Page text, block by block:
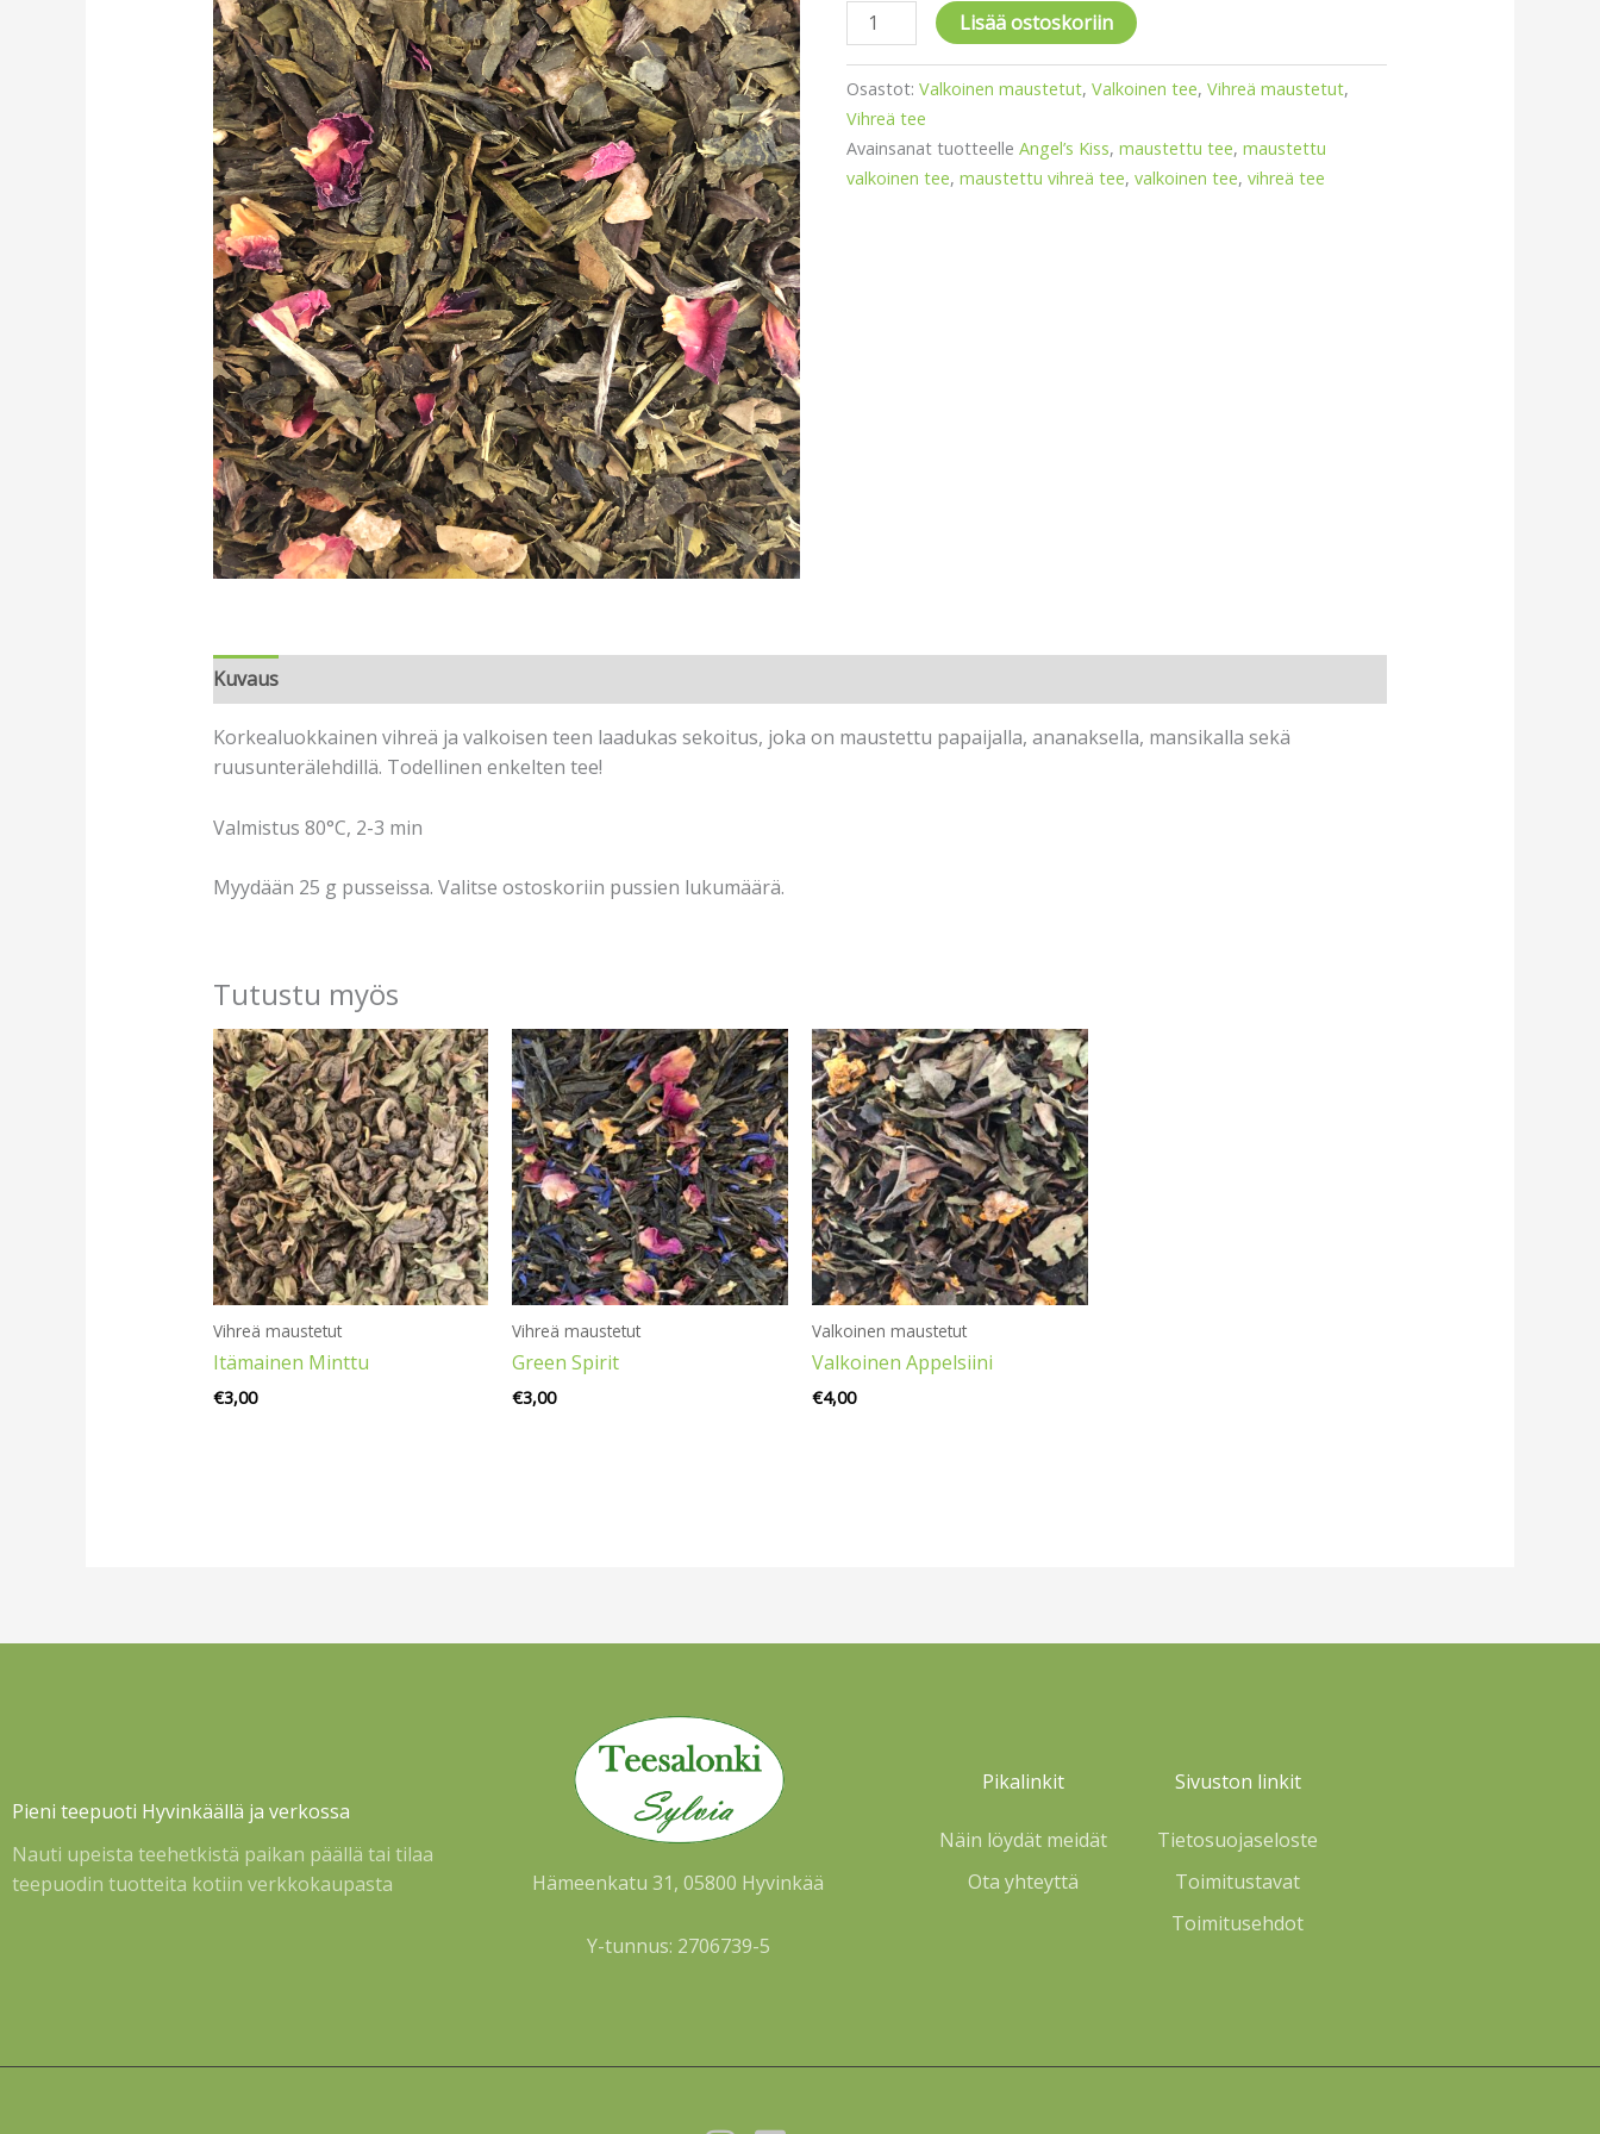
Lisää ostoskoriin
Osastot:Valkoinen maustetut,Valkoinen tee,Vihreä maustetut,
Vihreä tee
Avainsanat tuotteelleAngel’s Kiss,maustettu tee,maustettu
valkoinen tee,maustettu vihreä tee,valkoinen tee,vihreä tee
Kuvaus
Korkealuokkainen vihreä ja valkoisen teen laadukas sekoitus, joka on maustettu papaijalla, ananaksella, mansikalla sekä
ruusunterälehdillä. Todellinen enkelten tee!
Valmistus 80°C, 2-3 min
Myydään 25 g pusseissa. Valitse ostoskoriin pussien lukumäärä.
Tutustu myös
Vihreä maustetut
Itämainen Minttu
€3,00
Vihreä maustetut
Green Spirit
€3,00
Valkoinen maustetut
Valkoinen Appelsiini
€4,00
Pieni teepuoti Hyvinkäällä ja verkossa
Nauti upeista teehetkistä paikan päällä tai tilaa
teepuodin tuotteita kotiin verkkokaupasta
Hämeenkatu 31, 05800 Hyvinkää
Y-tunnus: 2706739-5
Pikalinkit
Näin löydät meidät
Ota yhteyttä
Sivuston linkit
Tietosuojaseloste
Toimitustavat
Toimitusehdot